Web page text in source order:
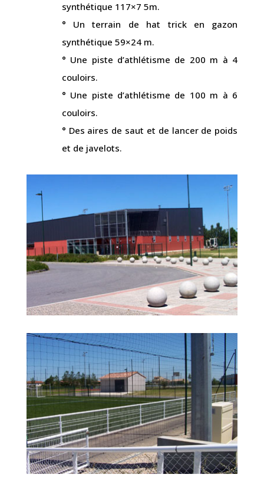
synthétique 117×7 5m.
° Un terrain de hat trick en gazon
synthétique 59×24 m.
° Une piste d’athlétisme de 200 m à 4
couloirs.
° Une piste d’athlétisme de 100 m à 6
couloirs.
° Des aires de saut et de lancer de poids
et de javelots.